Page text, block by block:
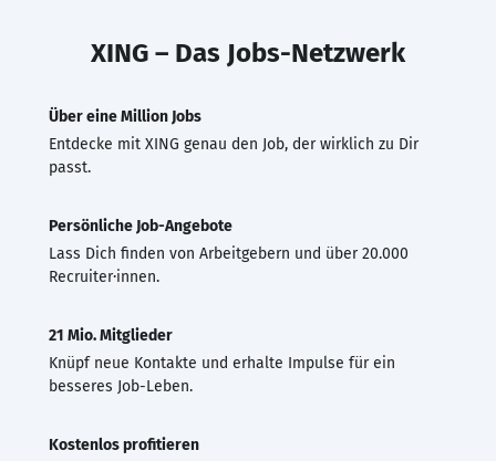
XING – Das Jobs-Netzwerk
Über eine Million Jobs
Entdecke mit XING genau den Job, der wirklich zu Dir
passt.
Persönliche Job-Angebote
Lass Dich finden von Arbeitgebern und über 20.000
Recruiter·innen.
21 Mio. Mitglieder
Knüpf neue Kontakte und erhalte Impulse für ein
besseres Job-Leben.
Kostenlos profitieren